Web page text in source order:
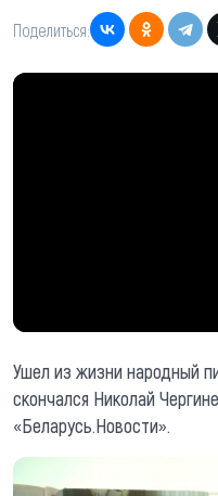
Поделиться:
Ушел из жизни народный
скончался Николай
«Беларусь.Новости».